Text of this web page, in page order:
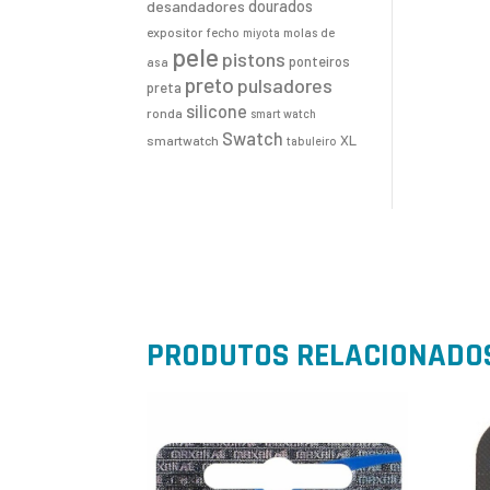
desandadores dourados
expositor fecho miyota molas de
asa pele pistons ponteiros
preta preto pulsadores
ronda silicone smart watch
smartwatch Swatch tabuleiro XL
PRODUTOS